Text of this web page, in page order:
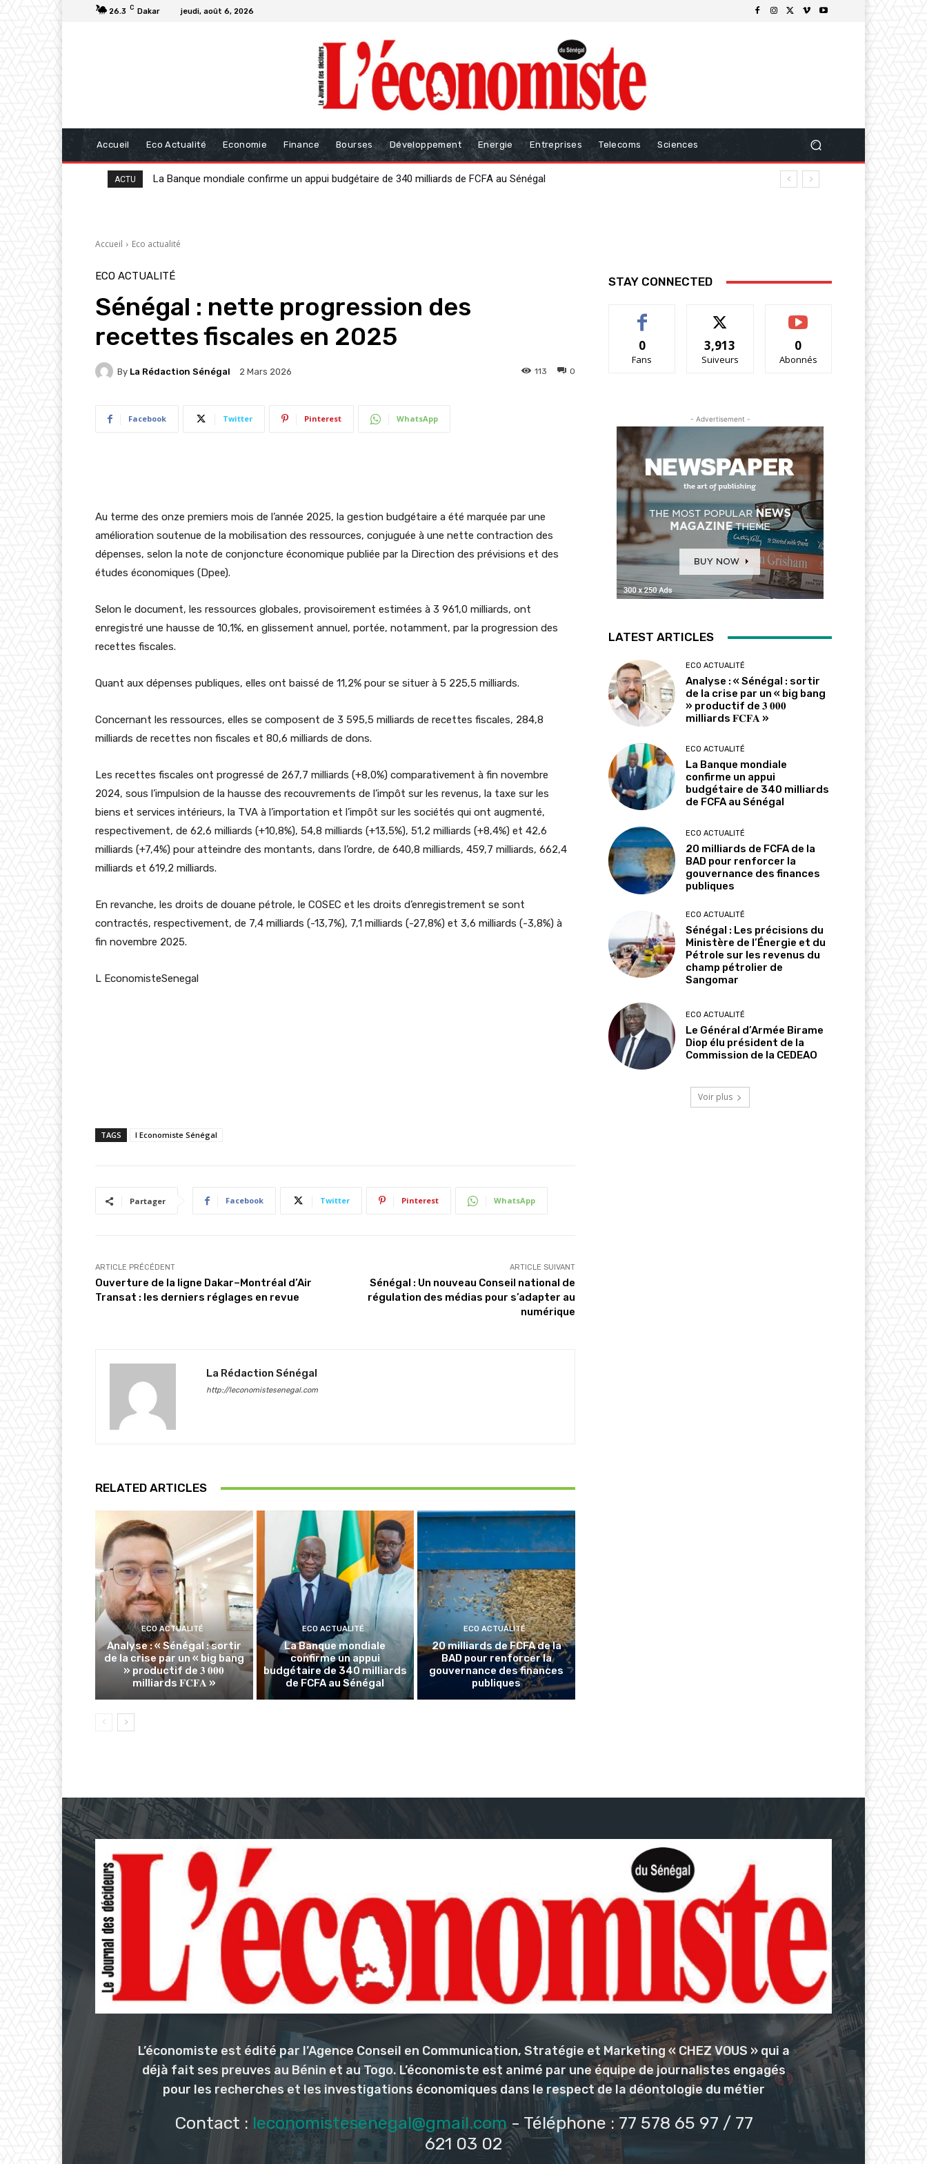
26.3 C Dakar jeudi, août 6, 2026
Accueil Eco Actualité Economie Finance Bourses Développement Energie Entreprises Telecoms Sciences
ACTU La Banque mondiale confirme un appui budgétaire de 340 milliards de FCFA au Sénégal
20 milliards de FCFA de la BAD pour renforcer la gouvernance des finances publiques
Accueil Eco actualité
ECO ACTUALITÉ
Sénégal : nette progression des
recettes fiscales en 2025
By La Rédaction Sénégal 2 Mars 2026 0
113
Facebook Twitter Pinterest WhatsApp
Au terme des onze premiers mois de l’année 2025, la gestion budgétaire a été marquée par une
amélioration soutenue de la mobilisation des ressources, conjuguée à une nette contraction des
dépenses, selon la note de conjoncture économique publiée par la Direction des prévisions et des
études économiques (Dpee).
Selon le document, les ressources globales, provisoirement estimées à 3 961,0 milliards, ont
enregistré une hausse de 10,1%, en glissement annuel, portée, notamment, par la progression des
recettes fiscales.
Quant aux dépenses publiques, elles ont baissé de 11,2% pour se situer à 5 225,5 milliards.
Concernant les ressources, elles se composent de 3 595,5 milliards de recettes fiscales, 284,8
milliards de recettes non fiscales et 80,6 milliards de dons.
Les recettes fiscales ont progressé de 267,7 milliards (+8,0%) comparativement à fin novembre
2024, sous l’impulsion de la hausse des recouvrements de l’impôt sur les revenus, la taxe sur les
biens et services intérieurs, la TVA à l’importation et l’impôt sur les sociétés qui ont augmenté,
respectivement, de 62,6 milliards (+10,8%), 54,8 milliards (+13,5%), 51,2 milliards (+8,4%) et 42,6
milliards (+7,4%) pour atteindre des montants, dans l’ordre, de 640,8 milliards, 459,7 milliards, 662,4
milliards et 619,2 milliards.
En revanche, les droits de douane pétrole, le COSEC et les droits d’enregistrement se sont
contractés, respectivement, de 7,4 milliards (-13,7%), 7,1 milliards (-27,8%) et 3,6 milliards (-3,8%) à
fin novembre 2025.
L EconomisteSenegal
TAGS l Economiste Sénégal
Partager Facebook Twitter Pinterest WhatsApp
ARTICLE PRÉCÉDENT
Ouverture de la ligne Dakar–Montréal d’Air
Transat : les derniers réglages en revue
ARTICLE SUIVANT
Sénégal : Un nouveau Conseil national de
régulation des médias pour s’adapter au
numérique
La Rédaction Sénégal
http://leconomistesenegal.com
RELATED ARTICLES
ECO ACTUALITÉ
Analyse : « Sénégal : sortir
de la crise par un « big bang
» productif de 𝟑 𝟎𝟎𝟎
milliards 𝐅𝐂𝐅𝐀 »
ECO ACTUALITÉ
La Banque mondiale
confirme un appui
budgétaire de 340 milliards
de FCFA au Sénégal
ECO ACTUALITÉ
20 milliards de FCFA de la
BAD pour renforcer la
gouvernance des finances
publiques
STAY CONNECTED
0
Fans
3,913
Suiveurs
0
Abonnés
- Advertisement -
LATEST ARTICLES
ECO ACTUALITÉ
Analyse : « Sénégal : sortir
de la crise par un « big bang
» productif de 𝟑 𝟎𝟎𝟎
milliards 𝐅𝐂𝐅𝐀 »
ECO ACTUALITÉ
La Banque mondiale
confirme un appui
budgétaire de 340 milliards
de FCFA au Sénégal
ECO ACTUALITÉ
20 milliards de FCFA de la
BAD pour renforcer la
gouvernance des finances
publiques
ECO ACTUALITÉ
Sénégal : Les précisions du
Ministère de l’Énergie et du
Pétrole sur les revenus du
champ pétrolier de
Sangomar
ECO ACTUALITÉ
Le Général d’Armée Birame
Diop élu président de la
Commission de la CEDEAO
Voir plus
L’économiste est édité par l’Agence Conseil en Communication, Stratégie et Marketing « CHEZ VOUS » qui a
déjà fait ses preuves au Bénin et au Togo. L’économiste est animé par une équipe de journalistes engagés
pour les recherches et les investigations économiques dans le respect de la déontologie du métier
Contact : leconomistesenegal@gmail.com - Téléphone : 77 578 65 97 / 77
621 03 02